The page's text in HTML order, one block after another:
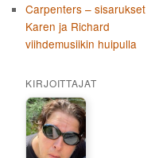
Carpenters – sisarukset
Karen ja Richard
viihdemusiikin huipulla
KIRJOITTAJAT